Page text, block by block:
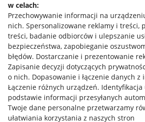
w celach:
Przechowywanie informacji na
nich. Spersonalizowane reklamy i treści,
treści, badanie odbiorców i ulepszanie
bezpieczeństwa, zapobieganie
błędów. Dostarczanie i prezentowanie
Zapisanie decyzji dotyczących
o nich. Dopasowanie i łączenie danych z
Łączenie różnych urządzeń.
podstawie informacji przesyłanych
Twoje dane personalne przetwarzamy
ułatwiania korzystania z naszych stron
Allegro Gadane dla sprzedających
Allegro Gadane dla kupujących
Mapa miejscowości
Informacje prawne
Regulamin
Polityka plików "cookies"
Ustawienia plików "cookies"